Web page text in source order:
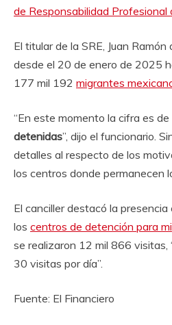
de Responsabilidad Profesional
El titular de la SRE, Juan
desde el 20 de enero de 2025
177 mil 192 migrantes
“En este momento la cifra es de
detenidas”, dijo el funcionario.
detalles al respecto de los
los centros donde permanecen
El canciller destacó la
los centros de detención para
se realizaron 12 mil 866 visitas,
30 visitas por día”.
Fuente: El Financiero